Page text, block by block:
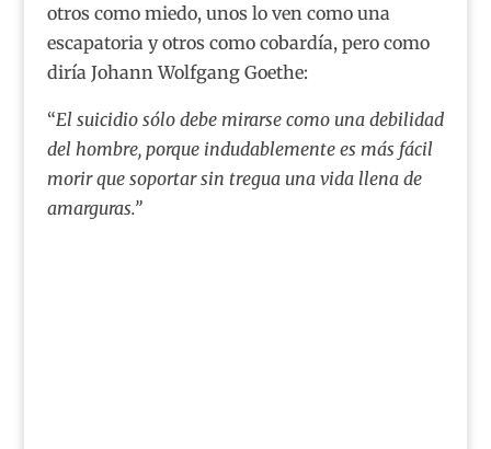
otros como miedo, unos lo ven como una
escapatoria y otros como cobardía, pero como
diría Johann Wolfgang Goethe:
“El suicidio sólo debe mirarse como una debilidad
del hombre, porque indudablemente es más fácil
morir que soportar sin tregua una vida llena de
amarguras.”